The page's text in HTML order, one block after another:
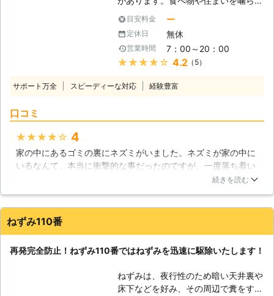
め、天井の配管や化粧パネル裏などを
縦横無尽に移動します。ハツカネズミ
は身体が小さく、ちょっとした隙間で
もくぐり抜けることが出来るため、侵
入防止が一苦労です。 【駆除の方
ブネズミの駆除に一般的に使われるの
せ、捕獲する金属カゴ式の罠です。こ
は毒餌を使って処分することも行いま
す。いずれにせよ、プロに寄る現地調
査により、効率のよい方法を取る必要
る被害、ノミやダニの発生、深刻な伝
染病の原因となったこともあり、多く
の人が思っている以上に恐ろしい存在
なのです。そんなねずみの姿を見かけ
たら、数が増える前に東信ベンリサー
に豊富な実績と技術を持ったスタッフ
ずみ駆除には色々な方法があります
が、どれもただ行っただけでは完全な
ねずみ駆除はできません。わずか数セ
ンチの隙間でも移動できるねずみを残
らず駆除するには、入念な調査と確か
の技術と知識を豊富に持つスタッフ
が、トラップや毒餌、毒水などの様々
な方法を用いてねずみの巣や通り道に
徹底的な駆除を実施します。ねずみ駆
目安料金 ー
定休日 無休
営業時間 7：00～20：00
★★★★★ 4.2 （5）
サポート万全 スピーディーな対応 経験豊富
口コミ
★★★★★ 4
家の中にあるゴミの裏にネズミがいました。ネズミが家の中に
いるなんて、本当に衝撃的な事だったのですが、一度落ち着い
て東信ベンリサービスさんに連絡しました。すぐに来てくれた
って来たそうです。その割れ目にしっかり対策してもらい、助
かりました！
長野県 東御市 2016年12月14日
続きを読む
ねずみ110番
再発完全防止！ねずみ110番ではねずみを迅速に駆除いたします！
ねずみは、夜行性のため暗い天井裏や
床下などを好み、その周辺で糞をする